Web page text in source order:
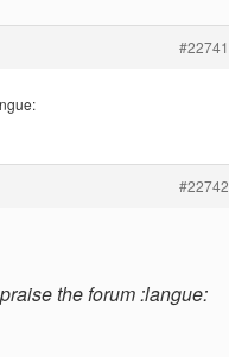
#22741
#22742
the forum :langue: